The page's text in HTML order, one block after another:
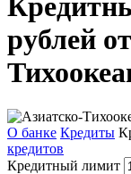
рублей
О банке Кредиты
кредитов
Кредитный лимит